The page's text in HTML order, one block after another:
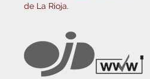
de La Rioja.